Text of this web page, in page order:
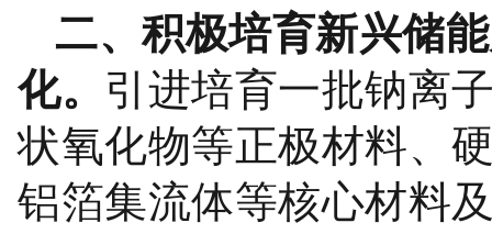
二、积极培育新兴储
化。 引进培育一批钠离
状氧化物等正极材料、
铝箔集流体等核心材料